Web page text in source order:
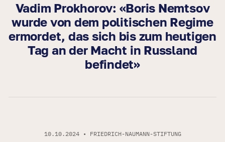
Vadim Prokhorov: «Boris Nemtsov
wurde von dem politischen Regime
ermordet, das sich bis zum heutigen
Tag an der Macht in Russland
befindet»
10.10.2024 • FRIEDRICH-NAUMANN-STIFTUNG